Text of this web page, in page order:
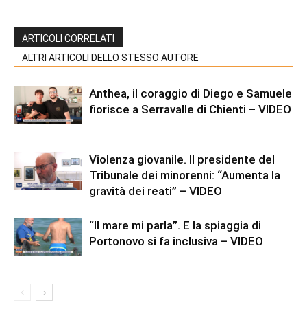
ARTICOLI CORRELATI
ALTRI ARTICOLI DELLO STESSO AUTORE
Anthea, il coraggio di Diego e Samuele
fiorisce a Serravalle di Chienti – VIDEO
Violenza giovanile. Il presidente del
Tribunale dei minorenni: “Aumenta la
gravità dei reati” – VIDEO
“Il mare mi parla”. E la spiaggia di
Portonovo si fa inclusiva – VIDEO